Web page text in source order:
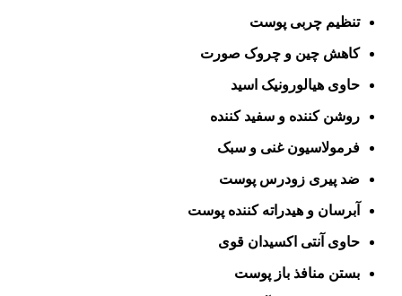
150,000 تومان.
تنظیم چربی پوست
کاهش چین و چروک صورت
حاوی هیالورونیک اسید
روشن کننده و سفید کننده
فرمولاسیون غنی و سبک
ضد پیری زودرس پوست
آبرسان و هیدراته کننده پوست
حاوی آنتی اکسیدان قوی
بستن منافذ باز پوست